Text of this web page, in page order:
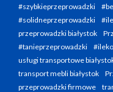
#szybkieprzeprowadzki
#solidneprzeprowadzki
przeprowadzki białystok
#tanieprzeprowadzki
usługi transportowe
transport mebli białystok
przeprowadzki firmowe